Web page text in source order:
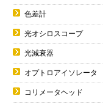
色差計
光オシロスコープ
光減衰器
オプトロアイソレータ
コリメータヘッド